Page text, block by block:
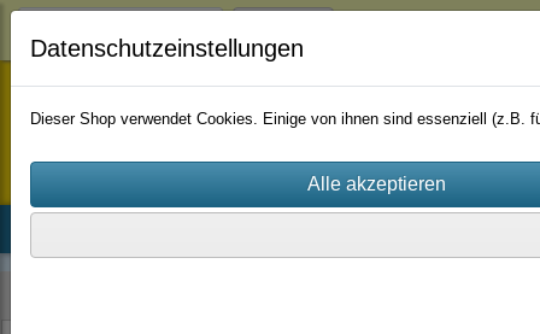
staufenbiel-berlin
Datenschutzeinstellungen
Dieser Shop verwendet Cookies. Einige von ihnen sind essenziell (z.B.